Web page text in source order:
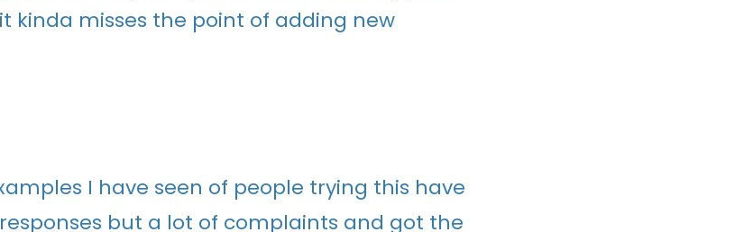
kinda misses the point of adding new
I have seen of people trying this have
but a lot of complaints and got the